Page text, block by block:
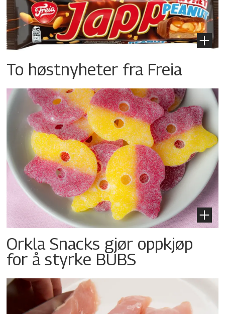
To høstnyheter fra Freia
Orkla Snacks gjør oppkjøp
for å styrke BUBS